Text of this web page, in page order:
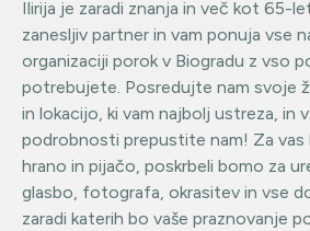
Ilirija je zaradi znanja in več kot 65-
zanesljiv partner in vam ponuja vse
organizaciji porok v Biogradu z vso
potrebujete. Posredujte nam svoje
in lokacijo, ki vam najbolj ustreza, in
podrobnosti prepustite nam! Za vas
hrano in pijačo, poskrbeli bomo za
glasbo, fotografa, okrasitev in vse
zaradi katerih bo vaše praznovanje